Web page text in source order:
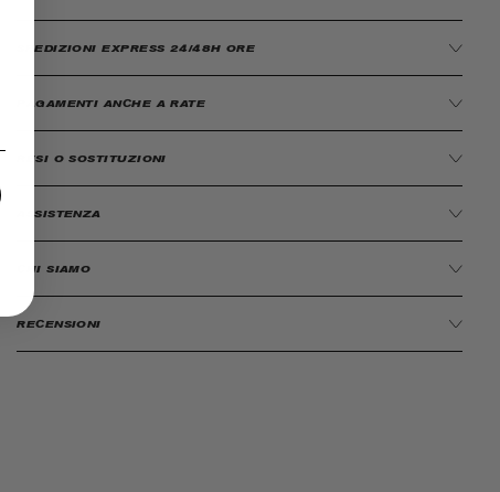
SPEDIZIONI EXPRESS 24/48H ORE
PAGAMENTI ANCHE A RATE
RESI O SOSTITUZIONI
ASSISTENZA
CHI SIAMO
RECENSIONI